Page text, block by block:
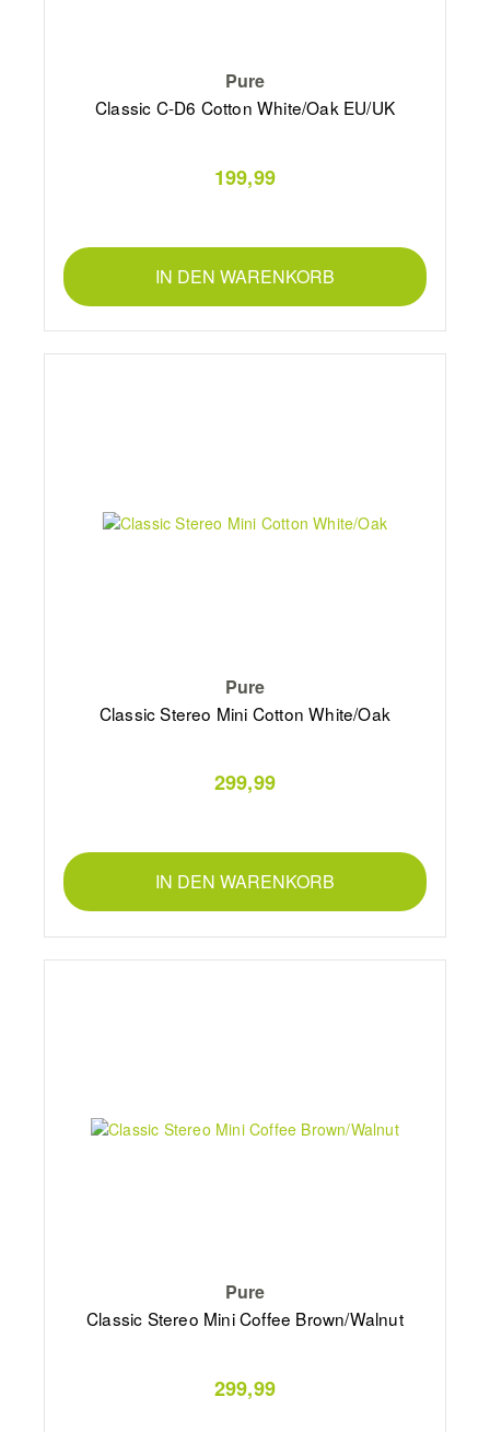
Pure
Classic C-D6 Cotton White/Oak EU/UK
199,99
IN DEN WARENKORB
Pure
Classic Stereo Mini Cotton White/Oak
299,99
IN DEN WARENKORB
Pure
Classic Stereo Mini Coffee Brown/Walnut
299,99